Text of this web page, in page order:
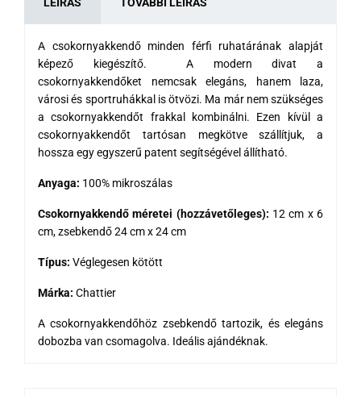
LEÍRÁS TOVÁBBI LEÍRÁS
A csokornyakkendő minden férfi ruhatárának alapját
képező kiegészítő. A modern divat a
csokornyakkendőket nemcsak elegáns, hanem laza,
városi és sportruhákkal is ötvözi. Ma már nem szükséges
a csokornyakkendőt frakkal kombinálni. Ezen kívül a
csokornyakkendőt tartósan megkötve szállítjuk, a
hossza egy egyszerű patent segítségével állítható.
Anyaga: 100% mikroszálas
Csokornyakkendő méretei (hozzávetőleges): 12 cm x 6
cm, zsebkendő 24 cm x 24 cm
Típus: Véglegesen kötött
Márka: Chattier
A csokornyakkendőhöz zsebkendő tartozik, és elegáns
dobozba van csomagolva. Ideális ajándéknak.